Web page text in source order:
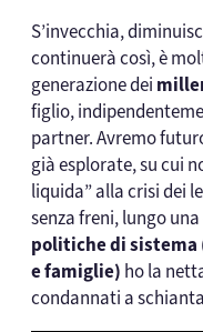
S’invecchia,
continuerà così, è
generazione dei
figlio,
partner. Avremo
già esplorate, su cui
liquida” alla crisi dei
senza freni, lungo
politiche di sistema
e famiglie) ho la
condannati a